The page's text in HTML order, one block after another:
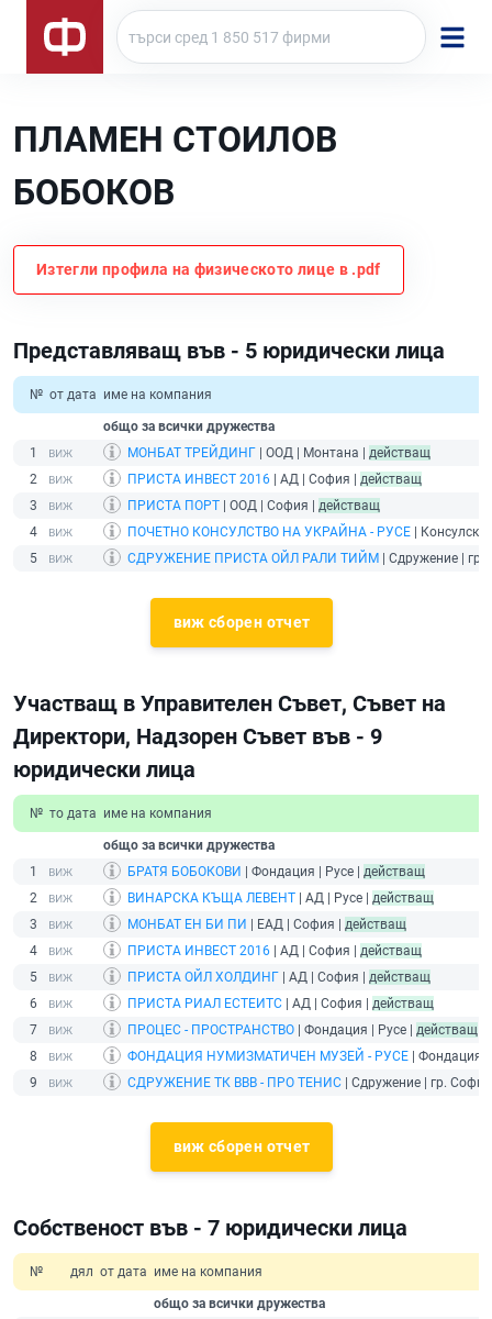
ПЛАМЕН СТОИЛОВ
БОБОКОВ
Изтегли профила на физическото лице в .pdf
Представляващ във - 5 юридически лица
№ от дата име на компания
общо за всички дружества
1
МОНБАТ ТРЕЙДИНГ | ООД | Монтана | действащ
2
ПРИСТА ИНВЕСТ 2016 | АД | София | действащ
3
ПРИСТА ПОРТ | ООД | София | действащ
4
ПОЧЕТНО КОНСУЛСТВО НА УКРАЙНА - РУСЕ |
5
СДРУЖЕНИЕ ПРИСТА ОЙЛ РАЛИ ТИЙМ | Сдружение | гр.
виж сборен отчет
Участващ в Управителен Съвет, Съвет на
Директори, Надзорен Съвет във - 9
юридически лица
№ то дата име на компания
общо за всички дружества
1
БРАТЯ БОБОКОВИ | Фондация | Русе | действащ
2
ВИНАРСКА КЪЩА ЛЕВЕНТ | АД | Русе | действащ
3
МОНБАТ ЕН БИ ПИ | ЕАД | София | действащ
4
ПРИСТА ИНВЕСТ 2016 | АД | София | действащ
5
ПРИСТА ОЙЛ ХОЛДИНГ | АД | София | действащ
6
ПРИСТА РИАЛ ЕСТЕИТС | АД | София | действащ
7
ПРОЦЕС - ПРОСТРАНСТВО | Фондация | Русе | действащ
8
ФОНДАЦИЯ НУМИЗМАТИЧЕН МУЗЕЙ - РУСЕ | Фондация
9
СДРУЖЕНИЕ ТК ВВВ - ПРО ТЕНИС | Сдружение | гр.
виж сборен отчет
Собственост във - 7 юридически лица
№ дял от дата име на компания
общо за всички дружества